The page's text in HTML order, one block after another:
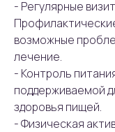
- Регулярные
возможные
лечение.
- Контроль
поддерживаемой
здоровья пищей.
- Физическая